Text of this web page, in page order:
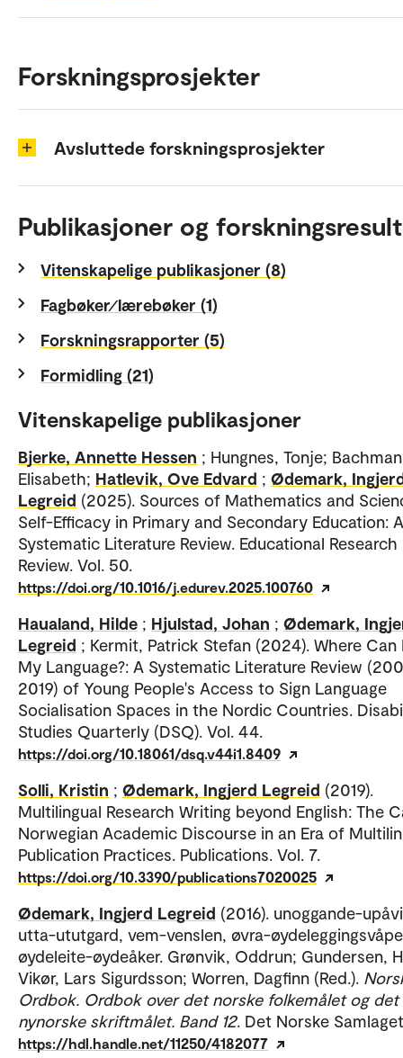
Forskningsprosjekter
Avsluttede forskningsprosjekter
Publikasjoner og
Vitenskapelige publikasjoner (8)
Fagbøker⁄lærebøker (1)
Forskningsrapporter (5)
Formidling (21)
Vitenskapelige publikasjoner
Bjerke, Annette Hessen ; Hungnes, Tonje;
Elisabeth; Hatlevik, Ove Edvard ; Ødemark,
Legreid (2025). Sources of Mathematics and
Self-Efficacy in Primary and Secondary Education: A
Systematic Literature Review. Educational Research
Review. Vol. 50.
https://doi.org/10.1016/j.edurev.2025.100760
Haualand, Hilde ; Hjulstad, Johan ; Ødemark,
Legreid ; Kermit, Patrick Stefan (2024). Where Can
My Language?: A Systematic Literature Review
2019) of Young People's Access to Sign Language
Socialisation Spaces in the Nordic Countries.
Studies Quarterly (DSQ). Vol. 44.
https://doi.org/10.18061/dsq.v44i1.8409
Solli, Kristin ; Ødemark, Ingjerd Legreid (2019).
Multilingual Research Writing beyond English: The
Norwegian Academic Discourse in an Era of
Publication Practices. Publications. Vol. 7.
https://doi.org/10.3390/publications7020025
Ødemark, Ingjerd Legreid (2016). unoggande-
utta-ututgard, vem-venslen, øvra-
øydeleite-øydeåker. Grønvik, Oddrun; Gundersen,
Vikør, Lars Sigurdsson; Worren, Dagfinn (Red.).
Ordbok. Ordbok over det norske folkemålet og det
nynorske skriftmålet. Band 12. Det Norske
https://hdl.handle.net/11250/4182077